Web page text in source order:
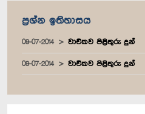
ප්‍රශ්න ඉතිහාසය
09-07-2014 වාචිකව පිළිතුරු දුන්
09-07-2014 වාචිකව පිළිතුරු දුන්